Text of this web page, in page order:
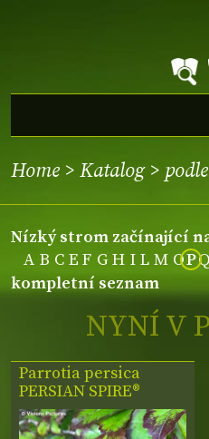
Home > Katalog>
nízký strom začínající
A B C E F G H I L M OPQ
kompletní seznam
NYNÍ V
Parrotia persica
PERSIAN SPIRE®